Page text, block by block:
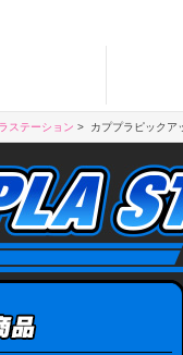
ステーション カププラピックア